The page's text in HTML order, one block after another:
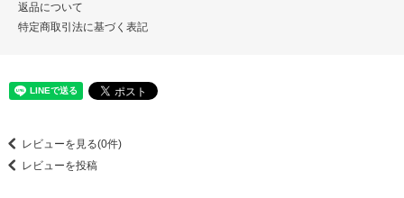
返品について
特定商取引法に基づく表記
レビューを見る(0件)
レビューを投稿